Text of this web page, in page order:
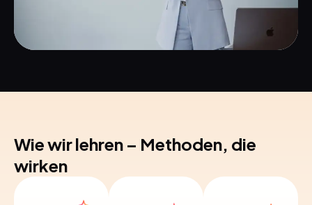
Wie wir lehren – Methoden, die
wirken